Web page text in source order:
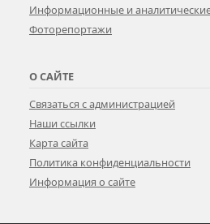
Информационные и
Фоторепортажи
О САЙТЕ
Связаться с администрацией
Наши ссылки
Карта сайта
Политика конфиденциальности
Информация о сайте